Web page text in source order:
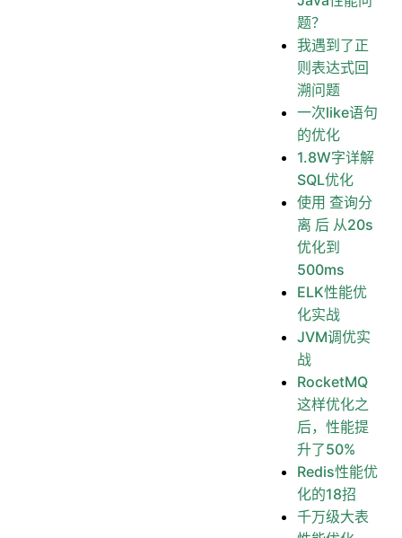
题？
我遇到了正
则表达式回
溯问题
一次like语句
的优化
1.8W字详解
SQL优化
使用 查询分
离 后 从20s
优化到
500ms
ELK性能优
化实战
JVM调优实
战
RocketMQ
这样优化之
后，性能提
升了50%
Redis性能优
化的18招
千万级大表